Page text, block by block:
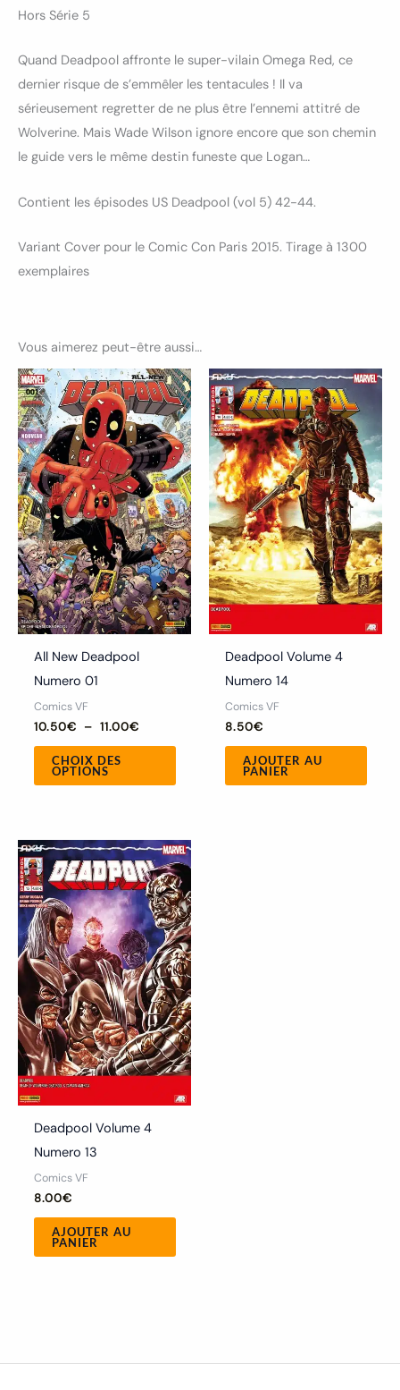
Hors Série 5
Quand Deadpool affronte le super-vilain Omega Red, ce
dernier risque de s’emmêler les tentacules ! Il va
sérieusement regretter de ne plus être l’ennemi attitré de
Wolverine. Mais Wade Wilson ignore encore que son chemin
le guide vers le même destin funeste que Logan…
Contient les épisodes US Deadpool (vol 5) 42-44.
Variant Cover pour le Comic Con Paris 2015. Tirage à 1300
exemplaires
Vous aimerez peut-être aussi…
All New Deadpool
Numero 01
Comics VF
10.50€ – 11.00€
Plage
de
prix :
10.50€
à
11.00€
CHOIX DES
OPTIONS
Ce
produit
a
plusieurs
variations.
Les
options
peuvent
être
choisies
sur
Deadpool Volume 4
Numero 14
Comics VF
8.50€
AJOUTER AU
PANIER
Deadpool Volume 4
Numero 13
Comics VF
8.00€
AJOUTER AU
PANIER